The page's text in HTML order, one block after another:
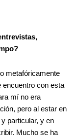
metafóricamente
encuentro con esta
mí no era
pero al estar en
particular, y en
Mucho se ha